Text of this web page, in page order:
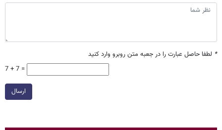
* لطفا حاصل عبارت را در جعبه متن روبرو وارد کنید
7 + 7 =
ارسال